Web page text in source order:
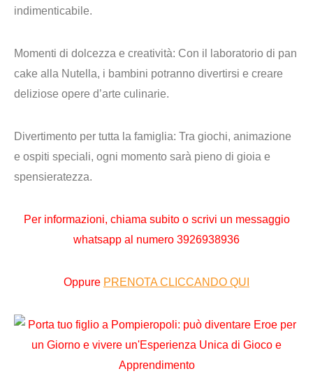
indimenticabile.
Momenti di dolcezza e creatività: Con il laboratorio di pan
cake alla Nutella, i bambini potranno divertirsi e creare
deliziose opere d’arte culinarie.
Divertimento per tutta la famiglia: Tra giochi, animazione
e ospiti speciali, ogni momento sarà pieno di gioia e
spensieratezza.
Per informazioni, chiama subito o scrivi un messaggio
whatsapp al numero 3926938936
Oppure PRENOTA CLICCANDO QUI